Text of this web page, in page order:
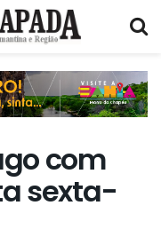
com
sexta-